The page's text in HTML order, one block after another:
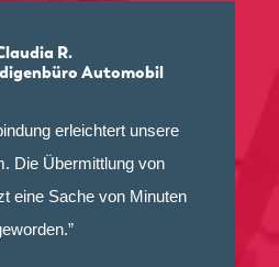
R.
Automobil
erleichtert unsere
Die Übermittlung von
eine Sache von Minuten